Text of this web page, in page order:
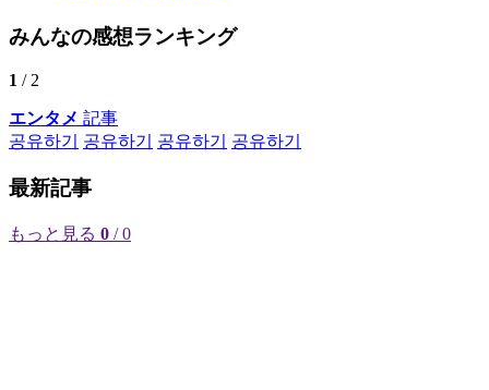
みんなの感想ランキング
1 / 2
エンタメ 記事
공유하기
공유하기 공유하기 공유하기
最新記事
もっと見る 0 / 0